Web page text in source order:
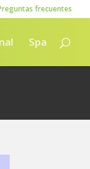
frecuentes
Spa